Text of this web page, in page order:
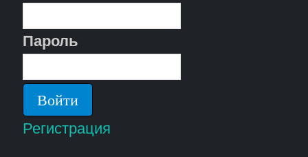
Пароль
Регистрация